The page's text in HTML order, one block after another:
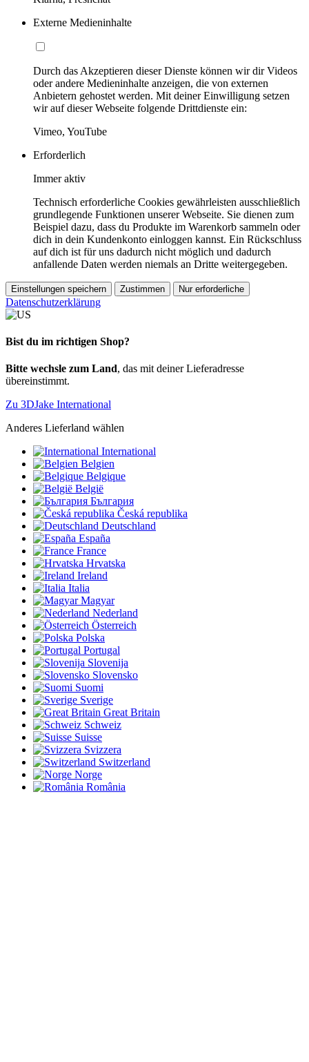
Externe Medieninhalte
Durch das Akzeptieren dieser Dienste können wir dir Videos
oder andere Medieninhalte anzeigen, die von externen
Anbietern gehostet werden. Mit deiner Einwilligung setzen
wir auf dieser Webseite folgende Drittdienste ein:
Vimeo, YouTube
Erforderlich
Immer aktiv
Technisch erforderliche Cookies gewährleisten ausschließlich
grundlegende Funktionen unserer Webseite. Sie dienen zum
Beispiel dazu, dass du Produkte im Warenkorb sammeln oder
dich in dein Kundenkonto einloggen kannst. Ein Rückschluss
auf dich ist für uns dadurch nicht möglich und dadurch
anfallende Daten werden niemals an Dritte weitergegeben.
Einstellungen speichern Zustimmen Nur erforderliche
Datenschutzerklärung
Bist du im richtigen Shop?
Bitte wechsle zum Land, das mit deiner Lieferadresse
übereinstimmt.
Zu 3DJake International
Anderes Lieferland wählen
International
Belgien
Belgique
België
България
Česká republika
Deutschland
España
France
Hrvatska
Ireland
Italia
Magyar
Nederland
Österreich
Polska
Portugal
Slovenija
Slovensko
Suomi
Sverige
Great Britain
Schweiz
Suisse
Svizzera
Switzerland
Norge
România